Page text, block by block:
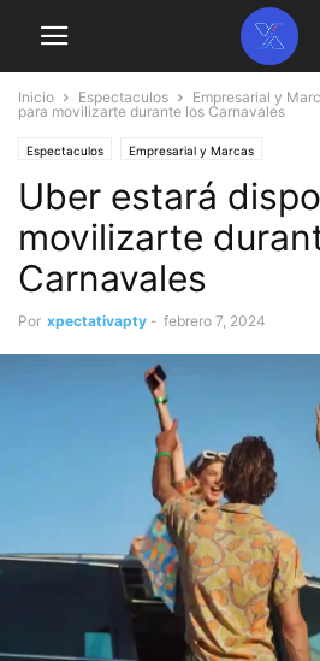
Inicio Espectaculos Empresarial y
para movilizarte durante los Carnavales
Espectaculos Empresarial y Marcas
Uber estará
movilizarte
Carnavales
Por xpectativapty - febrero 7, 2024